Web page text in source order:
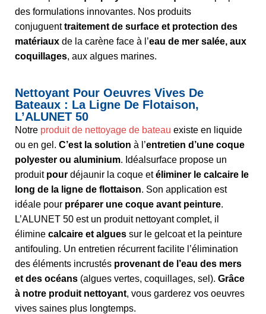
des formulations innovantes. Nos produits
conjuguenttraitement de surface et protection des
matériaux de la carène face à l’eau de mer salée, aux
coquillages, aux algues marines.
Nettoyant Pour Oeuvres Vives De
Bateaux : La Ligne De Flotaison,
L’ALUNET 50
Notre produit de nettoyage de bateau existe en liquide
ou en gel. C’est la solution à l’entretien d’une coque
polyester ou aluminium. Idéalsurface propose un
produit pour déjaunir la coque etéliminer le calcaire le
long de la ligne de flottaison. Son application est
idéale pour préparer une coque avant peinture.
L’ALUNET 50 est un produit nettoyant complet, il
élimine calcaire et algues sur le gelcoat et la peinture
antifouling. Un entretien récurrent facilite l’élimination
des éléments incrustés provenant de l’eau des mers
et des océans (algues vertes, coquillages, sel). Grâce
à notre produit nettoyant, vous garderez vos oeuvres
vives saines plus longtemps.